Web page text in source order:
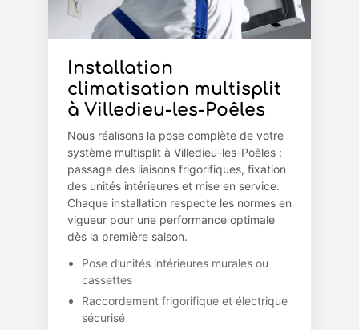
Installation
climatisation multisplit
à Villedieu-les-Poêles
Nous réalisons la pose complète de votre
système multisplit à Villedieu-les-Poêles :
passage des liaisons frigorifiques, fixation
des unités intérieures et mise en service.
Chaque installation respecte les normes en
vigueur pour une performance optimale
dès la première saison.
Pose d’unités intérieures murales ou
cassettes
Raccordement frigorifique et électrique
sécurisé